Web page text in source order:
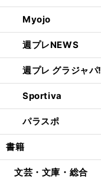
Myojo
週プレNEWS
週プレ グラジャパ!
Sportiva
パラスポ
書籍
文芸・文庫・総合